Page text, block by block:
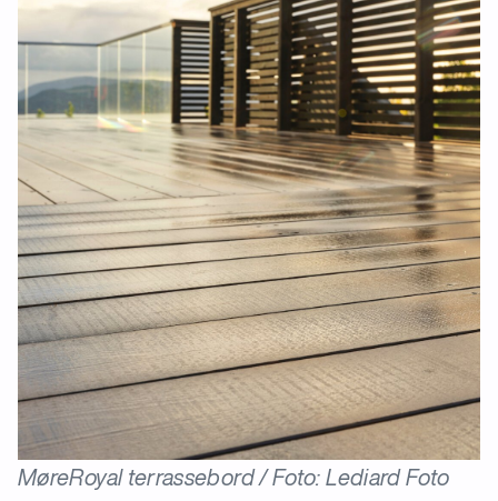
MøreRoyal terrassebord / Foto: Lediard Foto